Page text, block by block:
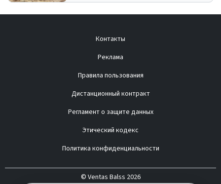
Контакты
Реклама
Правила пользования
Дистанционный контракт
Регламент о защите данных
Этический кодекс
Политика конфиденциальности
© Ventas Balss 2026